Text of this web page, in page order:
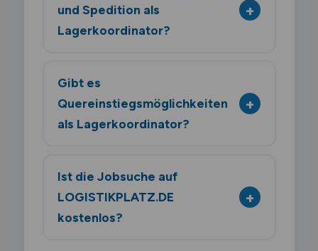
und Spedition als
Lagerkoordinator?
Gibt es
Quereinstiegsmöglichkeiten
als Lagerkoordinator?
Ist die Jobsuche auf
LOGISTIKPLATZ.DE
kostenlos?